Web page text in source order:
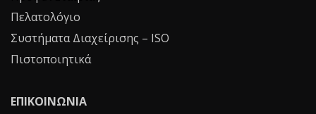
Πελατολόγιο
Συστήματα Διαχείρισης – ISO
Πιστοποιητικά
ΕΠΙΚΟΙΝΩΝΙΑ